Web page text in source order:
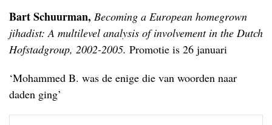
Bart Schuurman, Becoming a European homegrown
jihadist: A multilevel analysis of involvement in the Dutch
Hofstadgroup, 2002-2005. Promotie is 26 januari
‘Mohammed B. was de enige die van woorden naar
daden ging’